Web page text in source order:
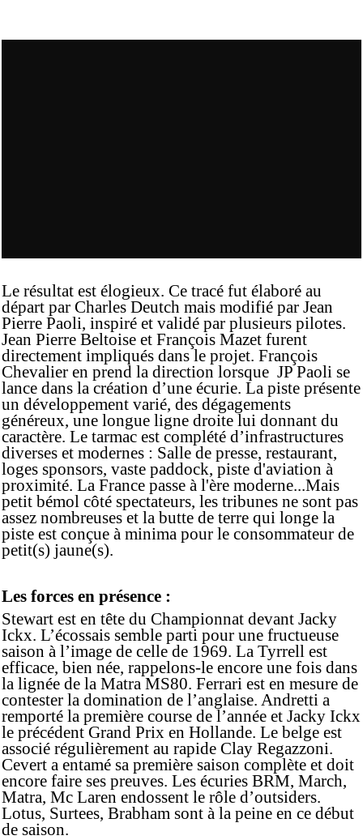
Le résultat est élogieux. Ce tracé fut élaboré au
départ par Charles Deutch mais modifié par Jean
Pierre Paoli, inspiré et validé par plusieurs pilotes.
Jean Pierre Beltoise et François Mazet furent
directement impliqués dans le projet. François
Chevalier en prend la direction lorsque JP Paoli se
lance dans la création d’une écurie. La piste présente
un développement varié, des dégagements
généreux, une longue ligne droite lui donnant du
caractère. Le tarmac est complété d’infrastructures
diverses et modernes : Salle de presse, restaurant,
loges sponsors, vaste paddock, piste d'aviation à
proximité. La France passe à l'ère moderne...Mais
petit bémol côté spectateurs, les tribunes ne sont pas
assez nombreuses et la butte de terre qui longe la
piste est conçue à minima pour le consommateur de
petit(s) jaune(s).
Les forces en présence :
Stewart est en tête du Championnat devant Jacky
Ickx. L’écossais semble parti pour une fructueuse
saison à l’image de celle de 1969. La Tyrrell est
efficace, bien née, rappelons-le encore une fois dans
la lignée de la Matra MS80. Ferrari est en mesure de
contester la domination de l’anglaise. Andretti a
remporté la première course de l’année et Jacky Ickx
le précédent Grand Prix en Hollande. Le belge est
associé régulièrement au rapide Clay Regazzoni.
Cevert a entamé sa première saison complète et doit
encore faire ses preuves. Les écuries BRM, March,
Matra, Mc Laren endossent le rôle d’outsiders.
Lotus, Surtees, Brabham sont à la peine en ce début
de saison.